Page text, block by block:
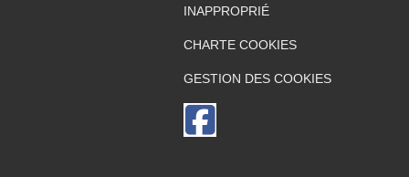
INAPPROPRIÉ
CHARTE COOKIES
GESTION DES COOKIES